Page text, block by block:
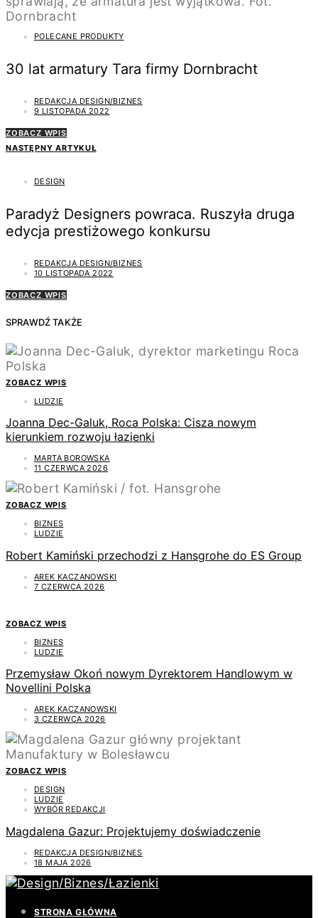
POLECANE PRODUKTY
30 lat armatury Tara firmy Dornbracht
REDAKCJA DESIGN/BIZNES
9 LISTOPADA 2022
ZOBACZ WPIS
NASTĘPNY ARTYKUŁ
DESIGN
Paradyż Designers powraca. Ruszyła druga
edycja prestiżowego konkursu
REDAKCJA DESIGN/BIZNES
10 LISTOPADA 2022
ZOBACZ WPIS
SPRAWDŹ TAKŻE
ZOBACZ WPIS
LUDZIE
Joanna Dec-Galuk, Roca Polska: Cisza nowym
kierunkiem rozwoju łazienki
MARTA BOROWSKA
11 CZERWCA 2026
ZOBACZ WPIS
BIZNES
LUDZIE
Robert Kamiński przechodzi z Hansgrohe do ES Group
AREK KACZANOWSKI
7 CZERWCA 2026
ZOBACZ WPIS
BIZNES
LUDZIE
Przemysław Okoń nowym Dyrektorem Handlowym w
Novellini Polska
AREK KACZANOWSKI
3 CZERWCA 2026
ZOBACZ WPIS
DESIGN
LUDZIE
WYBÓR REDAKCJI
Magdalena Gazur: Projektujemy doświadczenie
REDAKCJA DESIGN/BIZNES
18 MAJA 2026
STRONA GŁÓWNA